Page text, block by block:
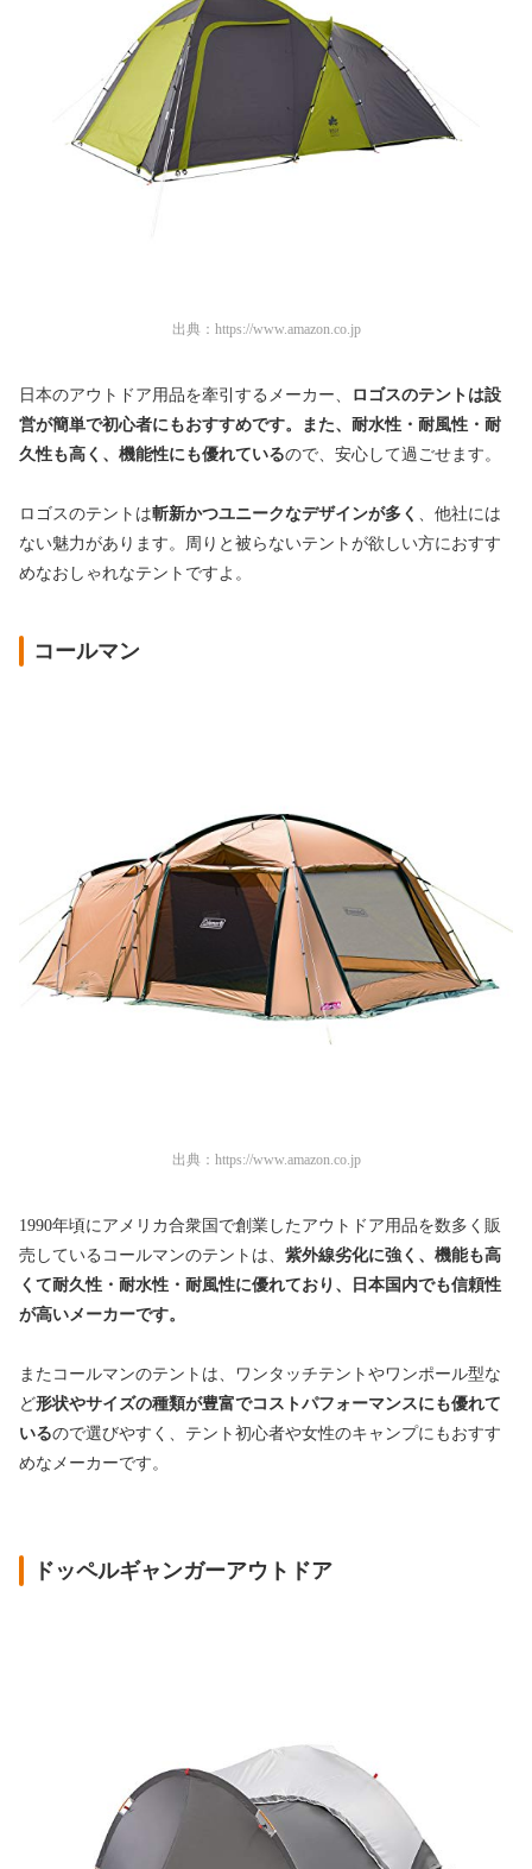
出典： https://www.amazon.co.jp
日本のアウトドア用品を牽引するメーカー、
ロゴスのテントは設
営が簡単で初心者にもおすすめです。また、耐水性・耐風性・耐
久性も高く、機能性にも優れているので、安心して過ごせます。
ロゴスのテントは斬新かつユニークなデザインが多く
、他社には
ない魅力があります。周りと被らないテントが欲しい方におすす
めなおしゃれなテントですよ。
コールマン
出典： https://www.amazon.co.jp
1990年頃にアメリカ合衆国で創業したアウトドア用品を数多く販
売しているコールマンのテントは、 紫外線劣化に強く、機能も高
くて耐久性・ 耐水性・耐風性に優れており、日本国内でも信頼性
が高いメーカーです。
またコールマンのテントは、ワンタッチテントやワンポール型な
ど形状やサイズの種類が豊富でコストパフォーマンスにも優れて
いるので選びやすく、テント初心者や女性のキャンプにもおすす
めなメーカーです。
ドッペルギャンガーアウトドア